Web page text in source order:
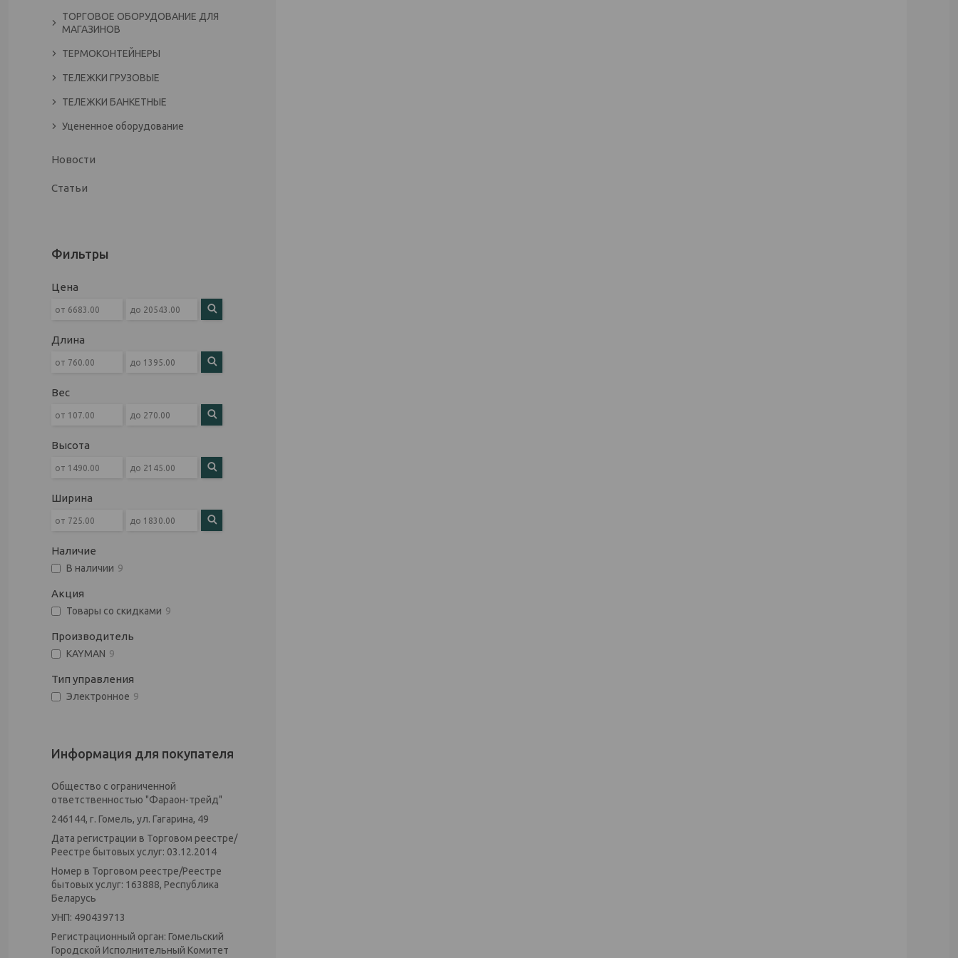
ТОРГОВОЕ ОБОРУДОВАНИЕ ДЛЯ
МАГАЗИНОВ
ТЕРМОКОНТЕЙНЕРЫ
ТЕЛЕЖКИ ГРУЗОВЫЕ
ТЕЛЕЖКИ БАНКЕТНЫЕ
Уцененное оборудование
Новости
Статьи
Фильтры
Цена
Длина
Вес
Высота
Ширина
Наличие
В наличии 9
Акция
Товары со скидками 9
Производитель
KAYMAN 9
Тип управления
Электронное 9
Информация для покупателя
Общество с ограниченной
ответственностью "Фараон-трейд"
246144, г. Гомель, ул. Гагарина, 49
Дата регистрации в Торговом реестре/
Реестре бытовых услуг: 03.12.2014
Номер в Торговом реестре/Реестре
бытовых услуг: 163888, Республика
Беларусь
УНП: 490439713
Регистрационный орган: Гомельский
Городской Исполнительный Комитет